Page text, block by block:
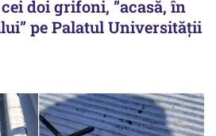
doi grifoni, ”acasă, în
pe Palatul Universității